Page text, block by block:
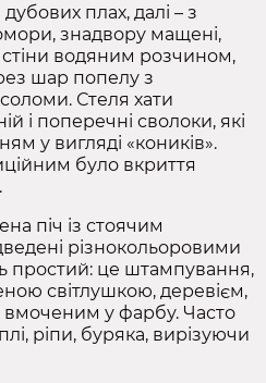
плах, далі – з
знадвору мащені,
водяним розчином,
шар попелу з
Стеля хати
і поперечні сволоки, які
у вигляді «коників».
було вкриття
піч із стоячим
різнокольоровими
простий: це штампування,
світлушкою, деревієм,
у фарбу. Часто
ріпи, буряка, вирізуючи